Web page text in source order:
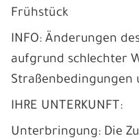
Frühstück
INFO: Änderungen
aufgrund schlechter
Straßenbedingungen
IHRE UNTERKUNFT:
Unterbringung: Die